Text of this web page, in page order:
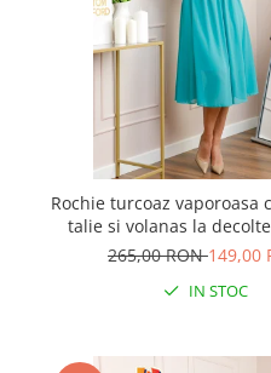
Rochie turcoaz vaporoasa
talie si volanas la
265,00 RON149,00
IN STOC